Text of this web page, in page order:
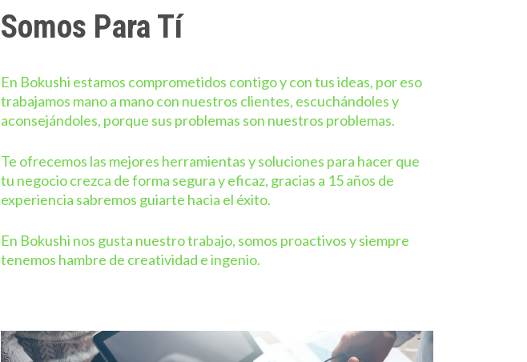
Somos Para Tí
En Bokushi estamos comprometidos contigo y con tus ideas, por eso
trabajamos mano a mano con nuestros clientes, escuchándoles y
aconsejándoles, porque sus problemas son nuestros problemas.
Te ofrecemos las mejores herramientas y soluciones para hacer que
tu negocio crezca de forma segura y eficaz, gracias a 15 años de
experiencia sabremos guiarte hacia el éxito.
En Bokushi nos gusta nuestro trabajo, somos proactivos y siempre
tenemos hambre de creatividad e ingenio.